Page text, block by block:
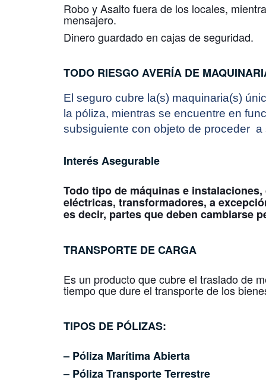
Robo y Asalto fuera de los locales,
mensajero.
Dinero guardado en cajas de seguridad.
TODO RIESGOAVERÍA DE
El seguro cubre la(s) maquinaria(s)
la póliza, mientras se encuentre en
subsiguiente con objeto de proceder
Interés Asegurable
Todo tipo de máquinas e
eléctricas, transformadores, a
es decir, partes que deben cambiarse
TRANSPORTE DE CARGA
Es un producto que cubre el traslado de
tiempo que dure el transporte de los
TIPOS DE PÓLIZAS:
– Póliza Marítima Abierta
– Póliza Transporte Terrestre